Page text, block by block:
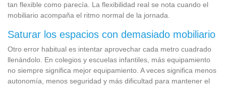
tan flexible como parecía. La flexibilidad real se nota cuando el
mobiliario acompaña el ritmo normal de la jornada.
Saturar los espacios con demasiado mobiliario
Otro error habitual es intentar aprovechar cada metro cuadrado
llenándolo. En colegios y escuelas infantiles, más equipamiento
no siempre significa mejor equipamiento. A veces significa menos
autonomía, menos seguridad y más dificultad para mantener el